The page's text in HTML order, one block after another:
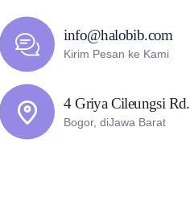
info@halobib.com
Kirim Pesan ke Kami
4 Griya Cileungsi Rd.
Bogor, diJawa Barat